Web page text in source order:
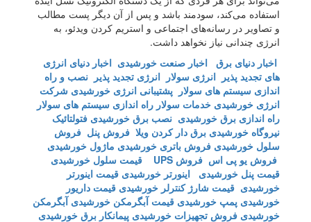
استفاده می‌کند، سودمند باشد و پس از آن دیگر پست مطالب
و تصاویر در رسانه‌های اجتماعی و استریم کردن ویدئو، به
انرژی چندانی نیاز نخواهد داشت.
اخبار دنیای برق اخبار صنعت خورشیدی اخبار دنیای انرژی
های تجدید پذیر انرژی سولار انرژی تجدید پذیر نصب و راه
اندازی سیستم های سولار پشتیبانی انرژی خورشیدی شرکت
انرژی خورشیدی خدمات سولار راه اندازی سیستم های سولار
راه اندازی برق خورشیدی نصب برق خورشیدی فتولتائیک
نیروگاه خورشیدی برق دار کردن ویلا فروش پنل فروش
سلول خورشیدی فروش باتری خورشیدی ماژول خورشیدی
فروش یو پی اس فروش UPS
قیمت سلول خورشیدی
قیمت پنل خورشیدی
اینورتر خورشیدی قیمت اینورتر
خورشیدی قیمت شارژ کنترلر خورشیدی قیمت داریور
خورشیدی پمپ خورشیدی قیمت آبگرمکن خورشیدی آبگرمکن
خورشیدی فروش تجهیزات خورشیدی پیمانکار برق خورشیدی